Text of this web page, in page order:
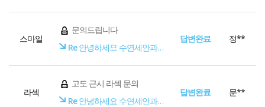
스마일
문의드립니다
Re안녕하세요 수연세안과입니다.
답변완료 정**
라섹
고도 근시 라섹 문의
Re안녕하세요 수연세안과입니다.
답변완료 문**